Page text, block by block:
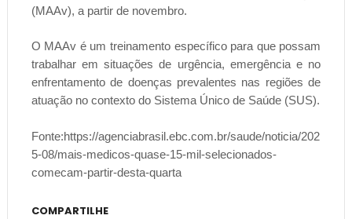
(MAAv), a partir de novembro.
O MAAv é um treinamento específico para que possam
trabalhar em situações de urgência, emergência e no
enfrentamento de doenças prevalentes nas regiões de
atuação no contexto do Sistema Único de Saúde (SUS).
Fonte:https://agenciabrasil.ebc.com.br/saude/noticia/202
5-08/mais-medicos-quase-15-mil-selecionados-
comecam-partir-desta-quarta
COMPARTILHE